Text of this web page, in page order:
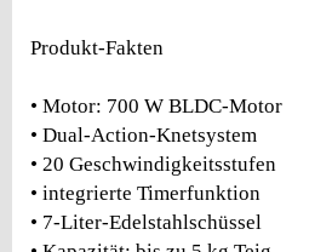
Produkt-Fakten
• Motor: 700 W BLDC-Motor
• Dual-Action-Knetsystem
• 20 Geschwindigkeitsstufen
• integrierte Timerfunktion
• 7-Liter-Edelstahlschüssel